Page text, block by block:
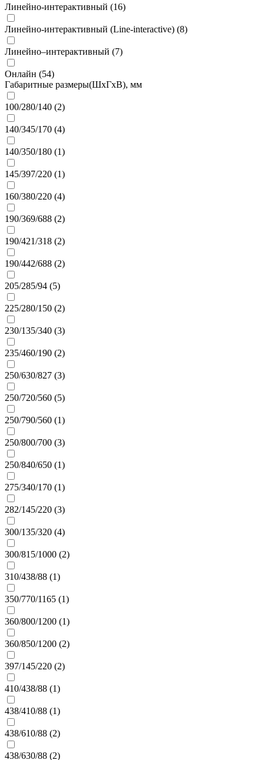
Линейно-интерактивный (16)
Линейно-интерактивный (Line-interactive) (8)
Линейно–интерактивный (7)
Онлайн (54)
Габаритные размеры(ШxГxВ), мм
100/280/140 (2)
140/345/170 (4)
140/350/180 (1)
145/397/220 (1)
160/380/220 (4)
190/369/688 (2)
190/421/318 (2)
190/442/688 (2)
205/285/94 (5)
225/280/150 (2)
230/135/340 (3)
235/460/190 (2)
250/630/827 (3)
250/720/560 (5)
250/790/560 (1)
250/800/700 (3)
250/840/650 (1)
275/340/170 (1)
282/145/220 (3)
300/135/320 (4)
300/815/1000 (2)
310/438/88 (1)
350/770/1165 (1)
360/800/1200 (1)
360/850/1200 (2)
397/145/220 (2)
410/438/88 (1)
438/410/88 (1)
438/610/88 (2)
438/630/88 (2)